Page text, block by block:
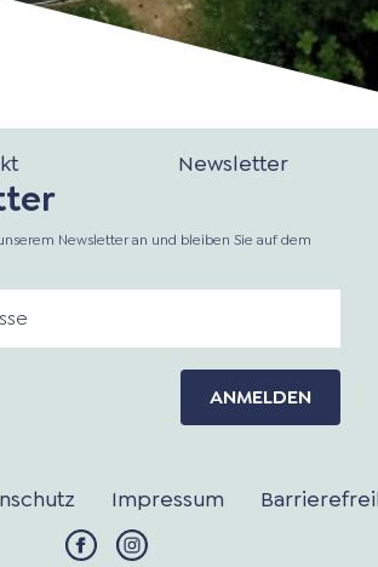
Newsletter
Newsletter an und bleiben Sie auf dem
ANMELDEN
Impressum